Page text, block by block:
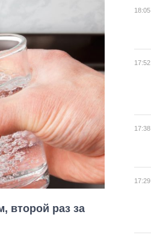
второй раз за
18:05
17:52
17:38
17:29